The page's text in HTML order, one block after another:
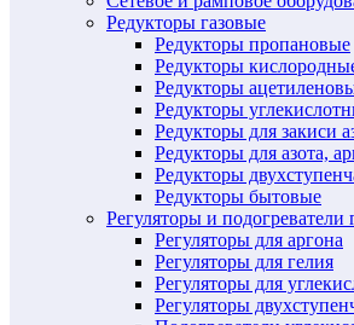
Редукторы газовые
Редукторы пропановые
Редукторы
Редукторы
Редукторы
Редукторы для закиси
Редукторы для азота,
Редукторы
Редукторы бытовые
Регуляторы и подогреватели
Регуляторы для аргона
Регуляторы для гелия
Регуляторы для
Регуляторы